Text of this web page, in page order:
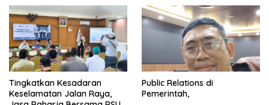
Tingkatkan Kesadaran
Keselamatan Jalan Raya,
Public Relations di
Pemerintah,